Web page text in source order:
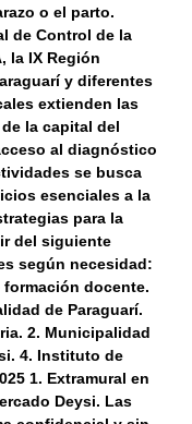
o el parto.
de Control de la
la IX Región
y diferentes
extienden las
la capital del
al diagnóstico
se busca
esenciales a la
para la
del siguiente
según necesidad:
formación docente.
de Paraguarí.
2. Municipalidad
4. Instituto de
1. Extramural en
Deysi. Las